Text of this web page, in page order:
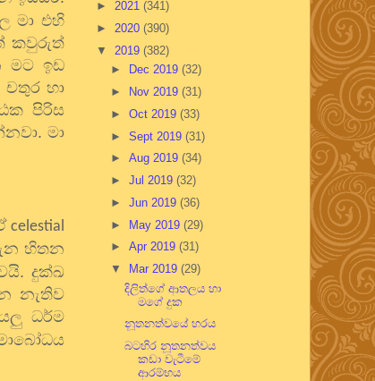
මා එහි
කවුරුත්
මට ඉඩ
හා
පිරිස
මා
celestial
හිතන
දුක්ඛ
නැතිව
ධර්ම
► 2021 (341)
► 2020 (390)
▼ 2019 (382)
►
Dec 2019 (32)
►
Nov 2019 (31)
► Oct 2019 (33)
► Sept 2019 (31)
► Aug 2019 (34)
► Jul 2019 (32)
► Jun 2019 (36)
► May 2019 (29)
► Apr 2019 (31)
▼
Mar 2019 (29)
දිලිත්ගේ ආතලය හා
මගේ දුක
නූතනත්වයේ හරය
බටහිර නූතනත්වය
කඩා වැටීමේ
ආරම්භය